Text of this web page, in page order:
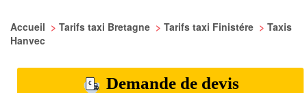
Accueil > Tarifs taxi Bretagne > Tarifs taxi Finistére > Taxis
Hanvec
Demande de devis